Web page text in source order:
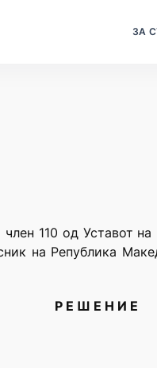
ЗА
110 од Уставот
на Република
Р Е Ш Е Н И Е